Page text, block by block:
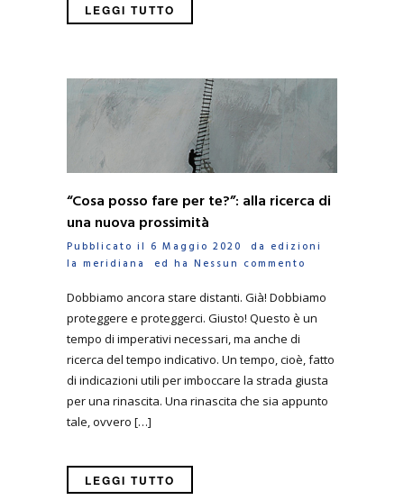
LEGGI TUTTO
“Cosa posso fare per te?”: alla ricerca di
una nuova prossimità
Pubblicato il 6 Maggio 2020 da edizioni
la meridiana
ed ha Nessun commento
Dobbiamo ancora stare distanti. Già! Dobbiamo
proteggere e proteggerci. Giusto! Questo è un
tempo di imperativi necessari, ma anche di
ricerca del tempo indicativo. Un tempo, cioè, fatto
di indicazioni utili per imboccare la strada giusta
per una rinascita. Una rinascita che sia appunto
tale, ovvero […]
LEGGI TUTTO